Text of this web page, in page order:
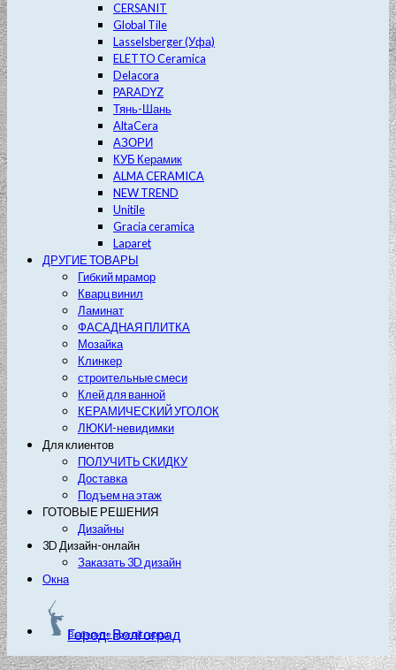
CERSANIT
Global Tile
Lasselsberger (Уфа)
ELETTO Ceramica
Delacora
PARADYZ
Тянь-Шань
AltaCera
АЗОРИ
КУБ Керамик
ALMA CERAMICA
NEW TREND
Unitile
Gracia ceramica
Laparet
ДРУГИЕ ТОВАРЫ
Гибкий мрамор
Кварц винил
Ламинат
ФАСАДНАЯ ПЛИТКА
Мозайка
Клинкер
строительные смеси
Клей для ванной
КЕРАМИЧЕСКИЙ УГОЛОК
ЛЮКИ-невидимки
Для клиентов
ПОЛУЧИТЬ СКИДКУ
Доставка
Подъем на этаж
ГОТОВЫЕ РЕШЕНИЯ
Дизайны
3D Дизайн-онлайн
Заказать 3D дизайн
Окна
Город: Волгоград
Выберите другой город